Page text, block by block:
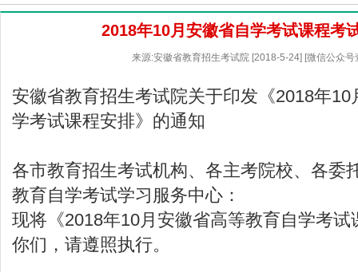
2018年10月安徽省自学考试课程考
来源:安徽省教育招生考试院 [2018-5-24] [微信公众号
安徽省教育招生考试院关于印发《2018年
学考试课程安排》的通知
各市教育招生考试机构、各主考院校、各委
教育自学考试学习服务中心：
现将《2018年10月安徽省高等教育自学考
你们，请遵照执行。